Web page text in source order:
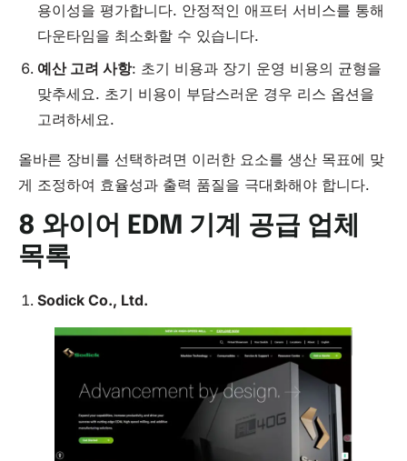
용이성을 평가합니다. 안정적인 애프터 서비스를 통해
다운타임을 최소화할 수 있습니다.
예산 고려 사항: 초기 비용과 장기 운영 비용의 균형을
맞추세요. 초기 비용이 부담스러운 경우 리스 옵션을
고려하세요.
올바른 장비를 선택하려면 이러한 요소를 생산 목표에 맞
게 조정하여 효율성과 출력 품질을 극대화해야 합니다.
8 와이어 EDM 기계 공급 업체
목록
Sodick Co., Ltd.